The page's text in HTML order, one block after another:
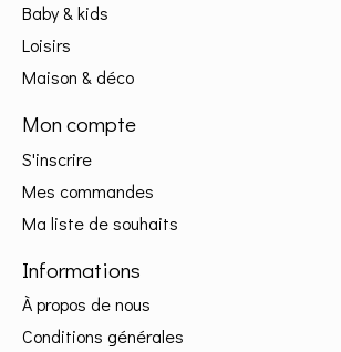
Baby & kids
Loisirs
Maison & déco
Mon compte
S'inscrire
Mes commandes
Ma liste de souhaits
Informations
À propos de nous
Conditions générales